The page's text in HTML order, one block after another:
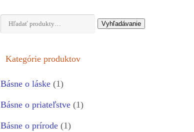
Hľadať: Vyhľadávanie
Kategórie produktov
Básne o láske (1)
Básne o priateľstve (1)
Básne o prírode (1)